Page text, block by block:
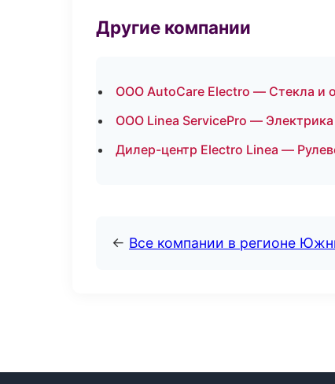
Другие компании
ООО AutoCare Electro — Стекла и
ООО Linea ServicePro —
Дилер-центр Electro Linea —
← Все компании в регионе